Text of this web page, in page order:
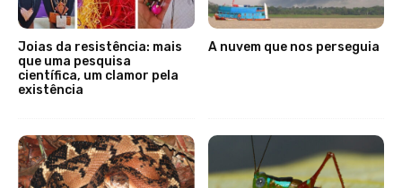
Joias da resistência: mais
que uma pesquisa
científica, um clamor pela
existência
A nuvem que nos perseguia